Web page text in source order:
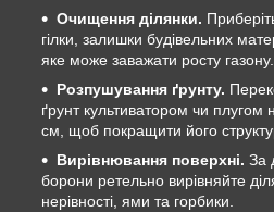
Очищення ділянки.
гілки, залишки будівельних
яке може заважати росту газону.
Розпушування ґрунту.
ґрунт культиватором чи плугом
см, щоб покращити його
Вирівнювання поверхні. За
борони ретельно вирівняйте
нерівності, ями та горбики.